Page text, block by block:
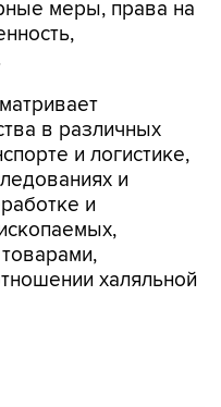
и логистике,
и
и
халяльной